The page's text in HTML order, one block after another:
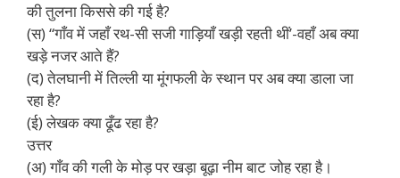
की तुलना किससे की गई है?
(स) “गाँव में जहाँ रथ-सी सजी गाड़ियाँ खड़ी रहती थीं’-वहाँ अब क्या
खड़े नजर आते हैं?
(द) तेलघानी में तिल्ली या मूंगफली के स्थान पर अब क्या डाला जा
रहा है?
(ई) लेखक क्या ढूँढ रहा है?
उत्तर
(अ) गाँव की गली के मोड़ पर खड़ा बूढ़ा नीम बाट जोह रहा है।